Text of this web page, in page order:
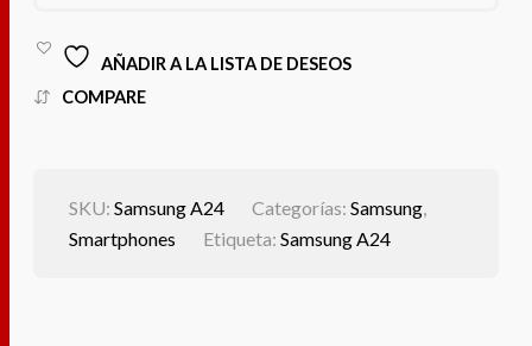
AÑADIR A LA LISTA DE DESEOS
COMPARE
SKU:Samsung A24 Categorías:Samsung,
Smartphones
Etiqueta:Samsung A24